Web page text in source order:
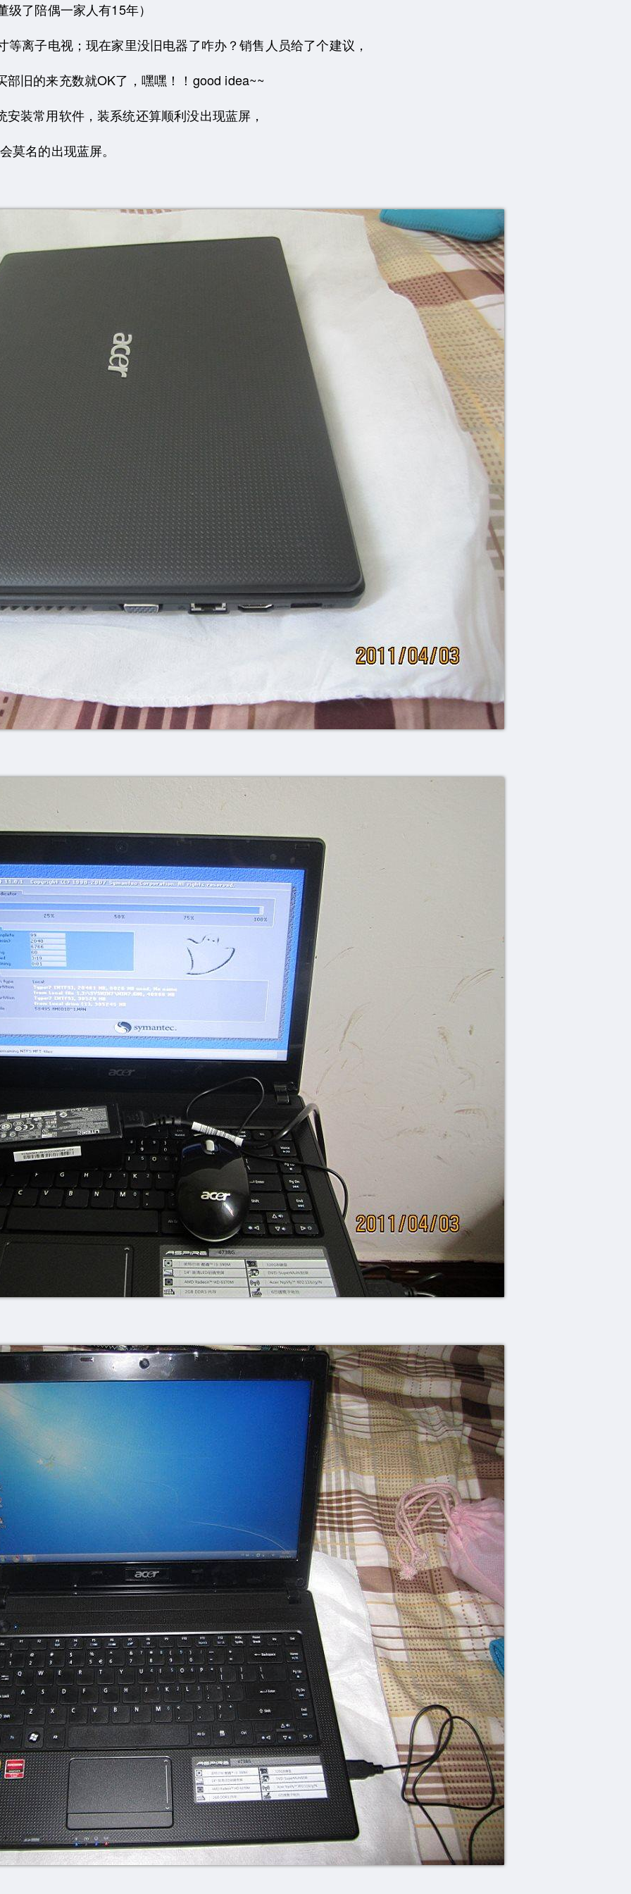
了陪偶一家人有15年）
离子电视；现在家里没旧电器了咋办？销售人员给了个建议，
旧的来充数就OK了，嘿嘿！！good idea~~
装常用软件，装系统还算顺利没出现蓝屏，
莫名的出现蓝屏。